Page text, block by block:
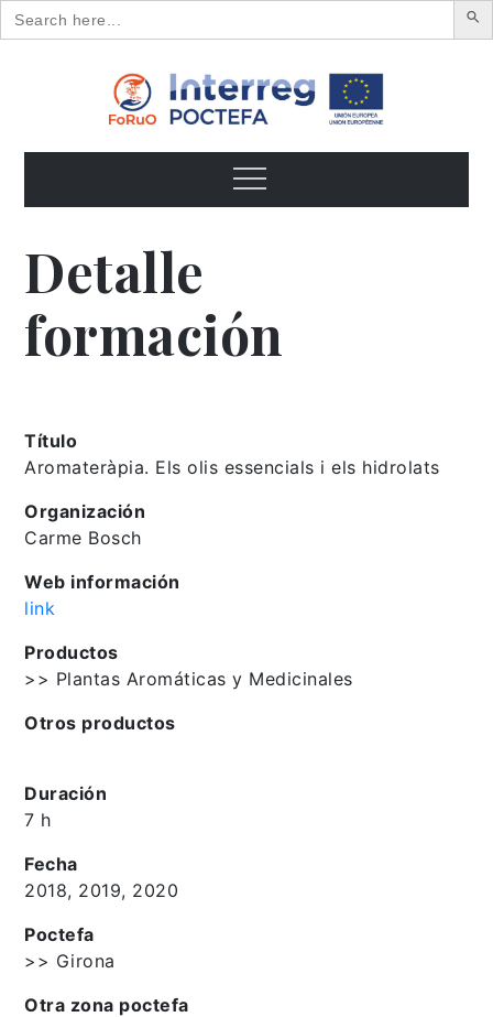
Search
for:
FoRuO
frutos
Menu
Detalle
formación
Título
Aromateràpia. Els olis essencials i els hidrolats
Organización
Carme Bosch
Web información
link
Productos
>> Plantas Aromáticas y Medicinales
Otros productos
Duración
7 h
Fecha
2018, 2019, 2020
Poctefa
>> Girona
Otra zona poctefa